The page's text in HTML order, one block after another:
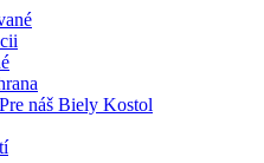
náš Biely Kostol